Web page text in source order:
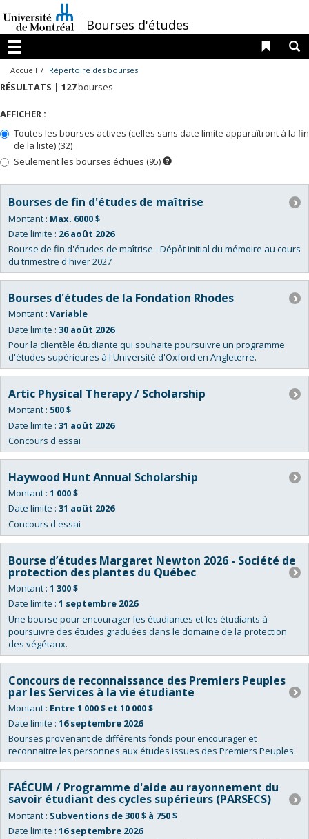
au
contenu
/Bourses d'études
Menu
Liens
Accueil Répertoire des bourses
RÉSULTATS | 127bourses
AFFICHER :
Toutes les bourses actives (celles sans date limite apparaîtront à la fin
de la liste) (32)
Seulement les bourses échues (95)
Dès
date
du
prochain
bourses
des
bourses
Bourses de fin d'études de maîtrise
Montant : Max. 6000 $
Date limite : 26 août 2026
Bourse de fin d'études de maîtrise - Dépôt initial du mémoire au cours
du trimestre d'hiver 2027
Bourses d'études de la Fondation Rhodes
Montant : Variable
Date limite : 30 août 2026
Pour la clientèle étudiante qui souhaite poursuivre un programme
d'études supérieures à l'Université d'Oxford en Angleterre.
Artic Physical Therapy / Scholarship
Montant : 500 $
Date limite : 31 août 2026
Concours d'essai
Haywood Hunt Annual Scholarship
Montant : 1 000 $
Date limite : 31 août 2026
Concours d'essai
Bourse d’études Margaret Newton 2026 - Société de
protection des plantes du Québec
Montant : 1 300 $
Date limite : 1 septembre 2026
Une bourse pour encourager les étudiantes et les étudiants à
poursuivre des études graduées dans le domaine de la protection
des végétaux.
Concours de reconnaissance des Premiers Peuples
par les Services à la vie étudiante
Montant : Entre 1 000 $ et 10 000 $
Date limite : 16 septembre 2026
Bourses provenant de différents fonds pour encourager et
reconnaitre les personnes aux études issues des Premiers Peuples.
FAÉCUM / Programme d'aide au rayonnement du
savoir étudiant des cycles supérieurs (PARSECS)
Montant : Subventions de 300 $ à 750 $
Date limite : 16 septembre 2026